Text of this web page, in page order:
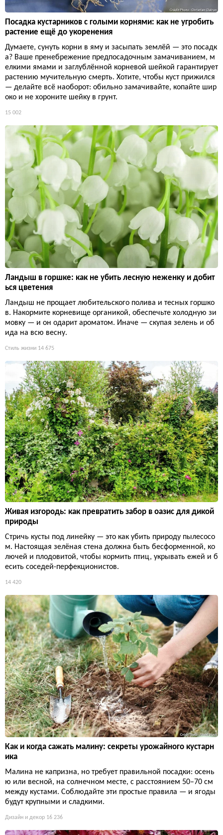
Посадка кустарников с голыми корнями: как не угробить
растение ещё до укоренения
Думаете, сунуть корни в яму и засыпать землёй — это посадк
а? Ваше пренебрежение предпосадочным замачиванием, м
елкими ямами и заглублённой корневой шейкой гарантирует
растению мучительную смерть. Хотите, чтобы куст прижился
— делайте всё наоборот: обильно замачивайте, копайте шир
око и не хороните шейку в грунт.
15 002
Ландыш в горшке: как не убить лесную неженку и добит
ься цветения
Ландыш не прощает любительского полива и тесных горшко
в. Накормите корневище органикой, обеспечьте холодную зи
мовку — и он одарит ароматом. Иначе — скупая зелень и об
ида на всю весну.
Стиль жизни 14 675
Живая изгородь: как превратить забор в оазис для дикой
природы
Стричь кусты под линейку — это как убить природу пылесосо
м. Настоящая зелёная стена должна быть бесформенной, ко
лючей и плодовитой, чтобы кормить птиц, укрывать ежей и б
есить соседей-перфекционистов.
14 420
Как и когда сажать малину: секреты урожайного кустарн
ика
Малина не капризна, но требует правильной посадки: осень
ю или весной, на солнечном месте, с расстоянием 50–70 см
между кустами. Соблюдайте эти простые правила — и ягоды
будут крупными и сладкими.
Дизайн и декор 16 236